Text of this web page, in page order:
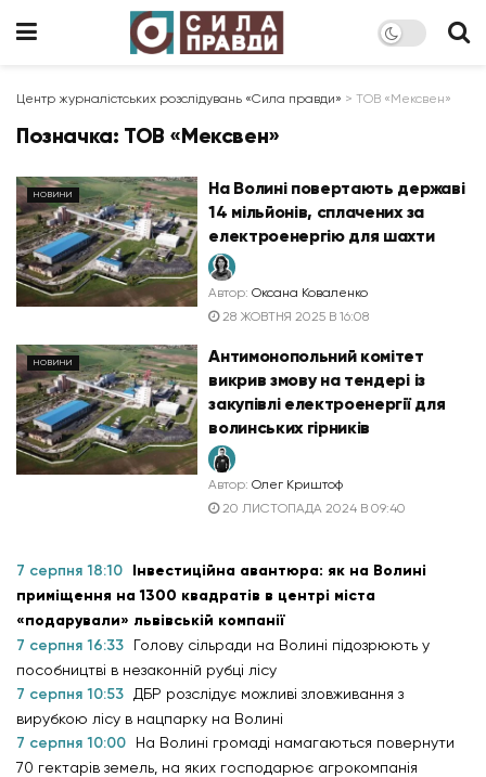
Центр журналістських розслідувань «Сила правди» > ТОВ «Мексвен»
Позначка: ТОВ «Мексвен»
НОВИНИ
На Волині повертають державі
14 мільйонів, сплачених за
електроенергію для шахти
Автор: Оксана Коваленко
28 ЖОВТНЯ 2025 В 16:08
НОВИНИ
Антимонопольний комітет
викрив змову на тендері із
закупівлі електроенергії для
волинських гірників
Автор: Олег Криштоф
20 ЛИСТОПАДА 2024 В 09:40
7 серпня 18:10 Інвестиційна авантюра: як на Волині
приміщення на 1300 квадратів в центрі міста
«подарували» львівській компанії
7 серпня 16:33
Голову сільради на Волині підозрюють у
пособництві в незаконній рубці лісу
7 серпня 10:53
ДБР розслідує можливі зловживання з
вирубкою лісу в нацпарку на Волині
7 серпня 10:00
На Волині громаді намагаються повернути
70 гектарів земель, на яких господарює агрокомпанія